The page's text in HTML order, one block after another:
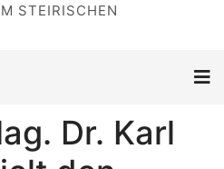
STEIRISCHEN
Dr. Karl